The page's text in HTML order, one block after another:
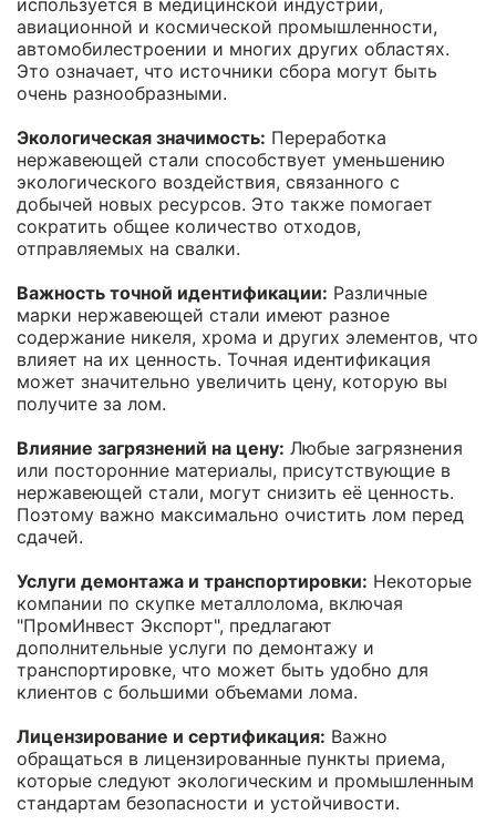
используется в медицинской индустрии,
авиационной и космической промышленности,
автомобилестроении и многих других областях.
Это означает, что источники сбора могут быть
очень разнообразными.
Экологическая значимость: Переработка
нержавеющей стали способствует уменьшению
экологического воздействия, связанного с
добычей новых ресурсов. Это также помогает
сократить общее количество отходов,
отправляемых на свалки.
Важность точной идентификации: Различные
марки нержавеющей стали имеют разное
содержание никеля, хрома и других элементов, что
влияет на их ценность. Точная идентификация
может значительно увеличить цену, которую вы
получите за лом.
Влияние загрязнений на цену: Любые загрязнения
или посторонние материалы, присутствующие в
нержавеющей стали, могут снизить её ценность.
Поэтому важно максимально очистить лом перед
сдачей.
Услуги демонтажа и транспортировки: Некоторые
компании по скупке металлолома, включая
"ПромИнвест Экспорт", предлагают
дополнительные услуги по демонтажу и
транспортировке, что может быть удобно для
клиентов с большими объемами лома.
Лицензирование и сертификация: Важно
обращаться в лицензированные пункты приема,
которые следуют экологическим и промышленным
стандартам безопасности и устойчивости.